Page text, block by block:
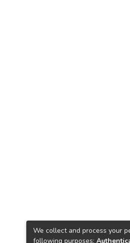
We collect and process your
following purposes: